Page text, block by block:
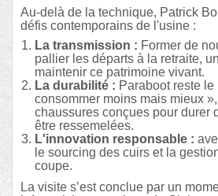
Au-delà de la technique, Patrick
défis contemporains de l'usine :
La transmission : Former de
pallier les départs à la retraite,
maintenir ce patrimoine vivant.
La durabilité : Paraboot reste le
consommer moins mais mieux
chaussures conçues pour durer
être ressemelées.
L'innovation responsable :
le sourcing des cuirs et la
coupe.
La visite s’est conclue par un